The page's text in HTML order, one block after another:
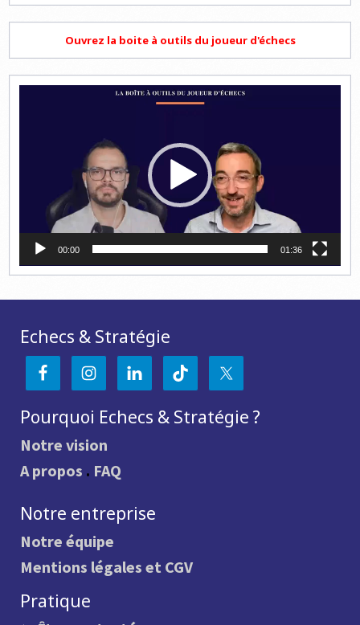
Ouvrez la boite à outils du joueur d'échecs
00:00 01:36
Echecs & Stratégie
Pourquoi Echecs & Stratégie ?
Notre vision
A propos . FAQ
Notre entreprise
Notre équipe
Mentions légales et CGV
Pratique